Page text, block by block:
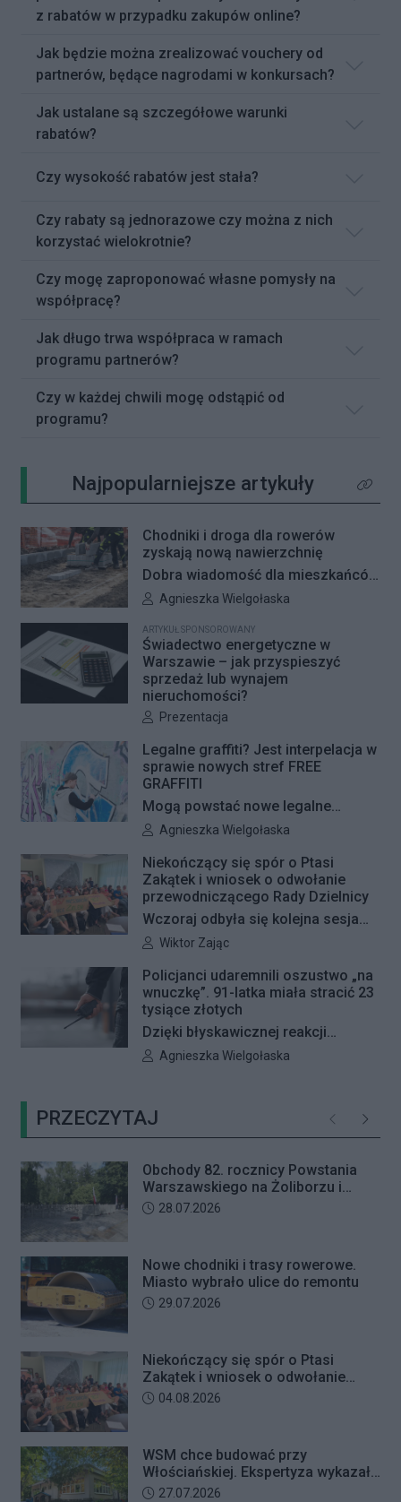
z rabatów w przypadku zakupów online?
Jak będzie można zrealizować vouchery od
partnerów, będące nagrodami w konkursach?
Jak ustalane są szczegółowe warunki
rabatów?
Czy wysokość rabatów jest stała?
Czy rabaty są jednorazowe czy można z nich
korzystać wielokrotnie?
Czy mogę zaproponować własne pomysły na
współpracę?
Jak długo trwa współpraca w ramach
programu partnerów?
Czy w każdej chwili mogę odstąpić od
programu?
Najpopularniejsze artykuły Kliknij
Chodniki i droga dla rowerów
zyskają nową nawierzchnię
Dobra wiadomość dla mieszkańców
Woli i Żoliborza. Zarząd Dróg
remonty infrastruktury dla pieszych
i rowerzystów. Oferty w
przetargach zostały już otwarte, a
jeśli wszystko przebiegnie zgodnie
z planem, nowe nawierzchnie
pojawią się jeszcze w tym roku.
Autor artykułu:
Agnieszka Wielgołaska
ARTYKUŁ SPONSOROWANY
Świadectwo energetyczne w
Warszawie – jak przyspieszyć
sprzedaż lub wynajem
nieruchomości?
Autor artykułu:
Prezentacja
Legalne graffiti? Jest interpelacja w
sprawie nowych stref FREE
GRAFFITI
Mogą powstać nowe legalne
miejsca do wykonywania graffiti.
interpelację, w której proponuje
wyznaczenie kolejnych stref FREE
GRAFFITI we współpracy z
Zarządem Dróg Miejskich.
Autor artykułu:
Agnieszka Wielgołaska
Niekończący się spór o Ptasi
Zakątek i wniosek o odwołanie
przewodniczącego Rady Dzielnicy
Wczoraj odbyła się kolejna sesja
poświęcona procedowaniu
Rady Dzielnicy Żoliborz w sprawie
zaniechania budowy zespołu
przedszkolno-żłobkowego przy ul.
Ficowskiego. Po blisko pięciu
zaplanowano na koniec sierpnia
Autor artykułu:
Wiktor Zając
Policjanci udaremnili oszustwo „na
wnuczkę”. 91-latka miała stracić 23
tysiące złotych
Dzięki błyskawicznej reakcji
kryminalnych 91-letnia mieszkanka
wnuczkę”. Policjanci zatrzymali 32-
letniego mężczyznę w chwili, gdy
przyszedł odebrać przygotowane
przez seniorkę 23 tysiące złotych.
Mężczyzna usłyszał zarzut
Autor artykułu:
Agnieszka Wielgołaska
PRZECZYTAJ Poprzednie
Obchody 82. rocznicy Powstania
Warszawskiego na Żoliborzu i
Bielanach
Data dodania artykułu:
28.07.2026
Nowe chodniki i trasy rowerowe.
Miasto wybrało ulice do remontu
Data dodania artykułu:
29.07.2026
Niekończący się spór o Ptasi
Zakątek i wniosek o odwołanie
przewodniczącego Rady Dzielnicy
Data dodania artykułu:
04.08.2026
WSM chce budować przy
Włościańskiej. Ekspertyza wykazała
problemy z gruntem pod
Data dodania artykułu:
27.07.2026